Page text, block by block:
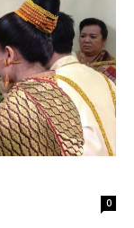
0